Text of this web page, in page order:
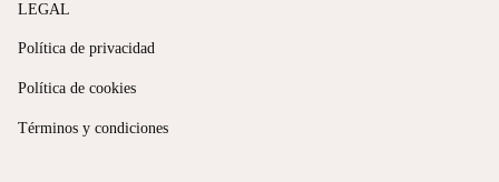
LEGAL
Política de privacidad
Política de cookies
Términos y condiciones